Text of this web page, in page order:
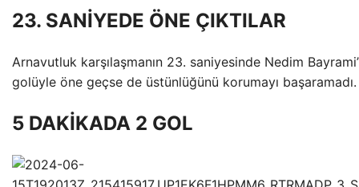
23. SANİYEDE ÖNE ÇIKTILAR
Arnavutluk karşılaşmanın 23. saniyesinde Nedim
golüyle öne geçse de üstünlüğünü korumayı başaramadı.
5 DAKİKADA 2 GOL